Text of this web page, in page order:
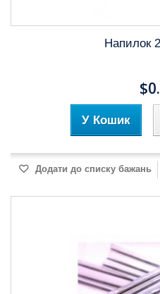
Напилок
У Кошик
Додати до списку бажань